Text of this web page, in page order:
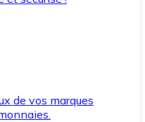
de vos marques